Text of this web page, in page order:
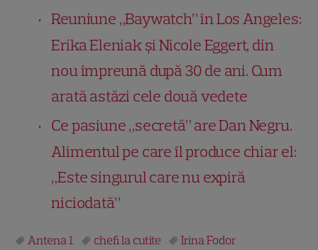
Reuniune „Baywatch” în Los Angeles:
Erika Eleniak și Nicole Eggert, din
nou împreună după 30 de ani. Cum
arată astăzi cele două vedete
Ce pasiune „secretă” are Dan Negru.
Alimentul pe care îl produce chiar el:
„Este singurul care nu expiră
niciodată”
Antena 1 chefi la cutite Irina Fodor